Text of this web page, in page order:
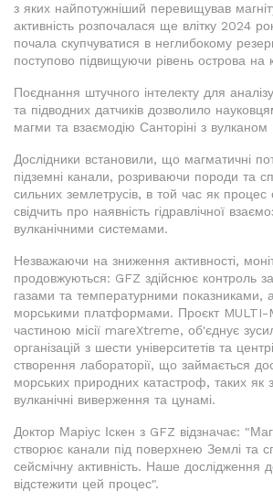
з яких найпотужніший перевищував
активність розпочалася ще влітку 2024
почала скупчуватися в неглибокому
поступово підвищуючи рівень острова на
Поєднання штучного інтелекту для
та підводних датчиків дозволило
магми та взаємодію Санторіні з
Дослідники встановили, що магматичні
підземні канали, розриваючи породи та
сильних землетрусів, в той час як процес
свідчить про наявність гідравлічної
вулканічними системами.
Незважаючи на зниження активності,
продовжуються: GFZ здійснює контроль
газами та температурними показниками,
морськими платформами. Проєкт MULTI-
частиною місії mareXtreme, об'єднує
організацій з шести університетів та
створення лабораторії, що займається
морських природних катастроф, таких як
вулканічні виверження та цунамі.
Доктор Маріус Іскен з GFZ відзначає:
створює канали під поверхнею Землі та
сейсмічну активність. Наше дослідження
відстежити цей процес".